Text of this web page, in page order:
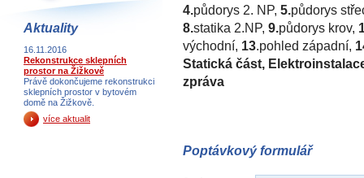
4.půdorys 2. NP, 5.půdorys
8.statika 2.NP, 9.půdorys krov,
východní, 13.pohled západní,
Statická část,
zpráva
Poptávkový formulář
Aktuality
16.11.2016
Rekonstrukce sklepních
prostor na Žižkově
Právě dokončujeme rekonstrukci
sklepních prostor v bytovém
domě na Žižkově.
více aktualit